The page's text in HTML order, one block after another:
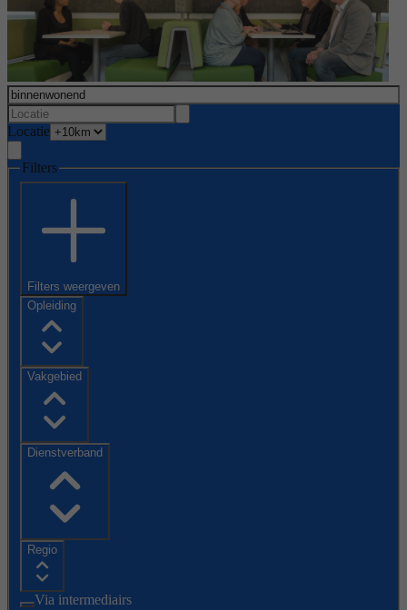
Locatie
Filters
Filters weergeven
Opleiding
Vakgebied
Dienstverband
Regio
Via intermediairs